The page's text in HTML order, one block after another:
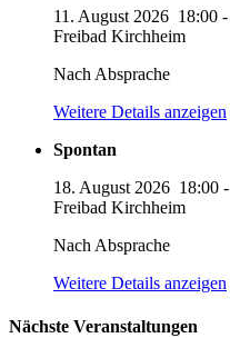
11. August 2026 18:00 -
Freibad Kirchheim
Nach Absprache
Weitere Details anzeigen
Spontan
18. August 2026 18:00 -
Freibad Kirchheim
Nach Absprache
Weitere Details anzeigen
Nächste Veranstaltungen